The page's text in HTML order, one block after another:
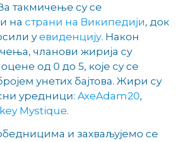
такмичење су се
на страни на Википедији, док
уевиденцију. Након
чланови жирија су
од 0 до 5, које су се
унетих бајтова. Жири су
уредници: AxeAdam20,
Mystique.
и захваљујемо се